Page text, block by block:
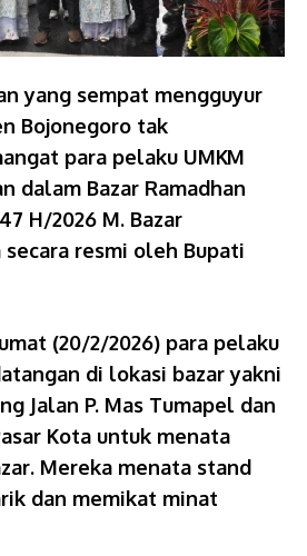
yang sempat mengguyur
Bojonegoro tak
para pelaku UMKM
dalam Bazar Ramadhan
H/2026 M. Bazar
secara resmi oleh Bupati
(20/2/2026) para pelaku
di lokasi bazar yakni
Jalan P. Mas Tumapel dan
Kota untuk menata
Mereka menata stand
dan memikat minat